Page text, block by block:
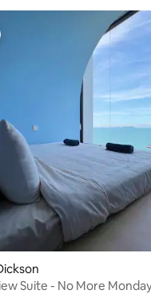
Suite - No More